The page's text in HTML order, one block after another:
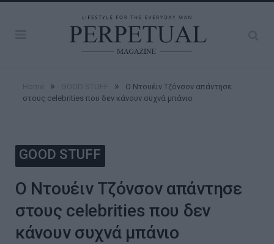
» »
Ο Ντουέιν Τζόνσον απάντησε
στους celebrities που δεν κάνουν συχνά μπάνιο
GOOD STUFF
Ο Ντουέιν Τζόνσον απάντησε
στους celebrities που δεν
κάνουν συχνά μπάνιο